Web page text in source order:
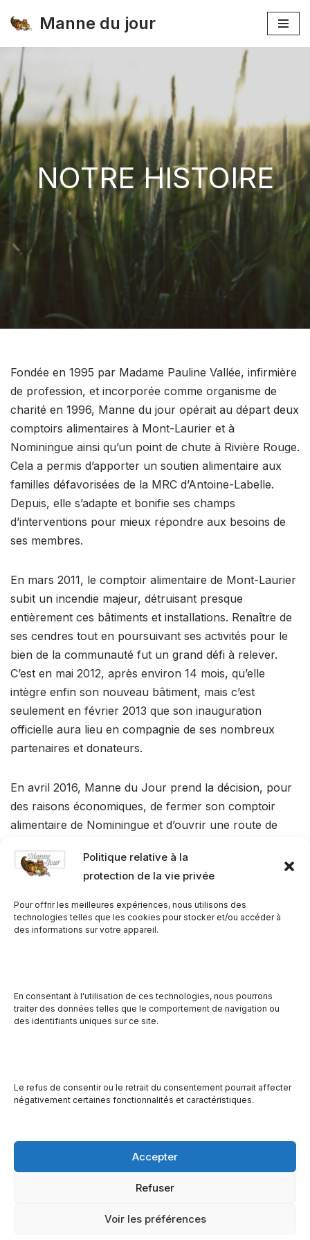
Politique relative à la
protection de la vie privée
Pour offrir les meilleures expériences, nous utilisons des
technologies telles que les cookies pour stocker et/ou accéder à
des informations sur votre appareil.
En consentant à l'utilisation de ces technologies, nous pourrons
traiter des données telles que le comportement de navigation ou
des identifiants uniques sur ce site.
Le refus de consentir ou le retrait du consentement pourrait affecter
négativement certaines fonctionnalités et caractéristiques.
Accepter
Refuser
Voir les préférences
content
Manne du jour
NOTRE HISTOIRE
Fondée en 1995 par Madame Pauline Vallée, infirmière
de profession, et incorporée comme organisme de
charité en 1996, Manne du jour opérait au départ deux
comptoirs alimentaires à Mont-Laurier et à
Nominingue ainsi qu’un point de chute à Rivière Rouge.
Cela a permis d’apporter un soutien alimentaire aux
familles défavorisées de la MRC d’Antoine-Labelle.
Depuis, elle s’adapte et bonifie ses champs
d’interventions pour mieux répondre aux besoins de
ses membres.
En mars 2011, le comptoir alimentaire de Mont-Laurier
subit un incendie majeur, détruisant presque
entièrement ces bâtiments et installations. Renaître de
ses cendres tout en poursuivant ses activités pour le
bien de la communauté fut un grand défi à relever.
C’est en mai 2012, après environ 14 mois, qu’elle
intègre enfin son nouveau bâtiment, mais c’est
seulement en février 2013 que son inauguration
officielle aura lieu en compagnie de ses nombreux
partenaires et donateurs.
En avril 2016, Manne du Jour prend la décision, pour
des raisons économiques, de fermer son comptoir
alimentaire de Nominingue et d’ouvrir une route de
Lac Saguay, Rivière-Rouge, Nominingue et Ste-
Véronique.
Puis, en 2021, en partenariat avec la Maison de la
famille de Notre-Dame-du-Laus, la route de
secteur de la lièvre sud.
en place dans cinq municipalités de la lièvre sud, soit
Lac-des-Iles, Notre-Dame-de-Pontmain, Lac-du-cerf,
© Site de la Manne du Jour | Réalisé par
Qui nous sommes
Services